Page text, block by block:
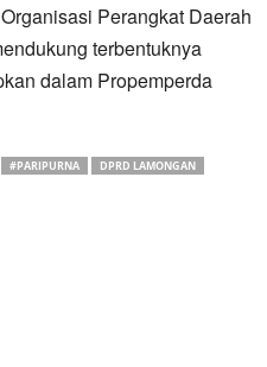
Perangkat Daerah
terbentuknya
dalam Propemperda
#PARIPURNA DPRD LAMONGAN